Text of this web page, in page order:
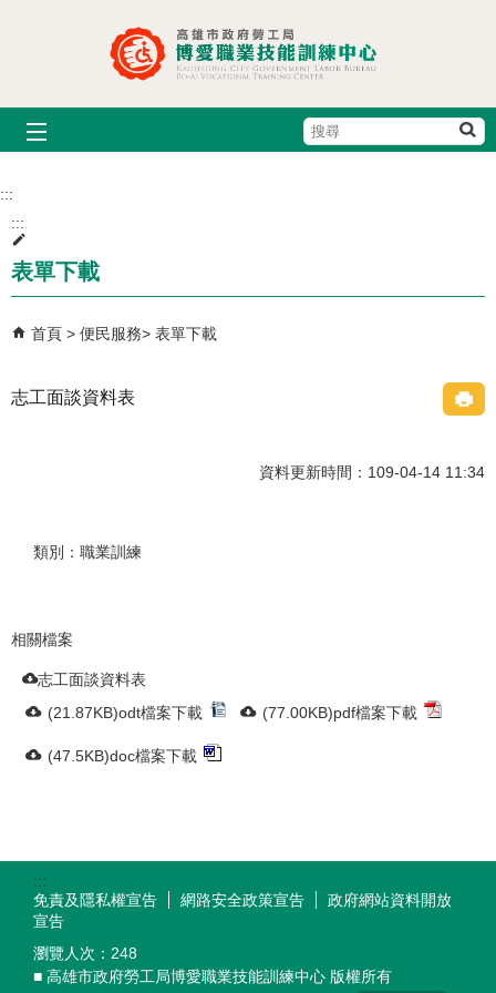
搜
尋
:::
:::
表單下載
首頁 便民服務 表單下載
志工面談資料表
資料更新時間：109-04-14 11:34
類別：職業訓練
相關檔案
志工面談資料表
(21.87KB)odt檔案下載
(77.00KB)pdf檔案下載
(47.5KB)doc檔案下載
:::
免責及隱私權宣告
網路安全政策宣告
政府網站資料開放
宣告
瀏覽人次： 248
■ 高雄市政府勞工局博愛職業技能訓練中心 版權所有